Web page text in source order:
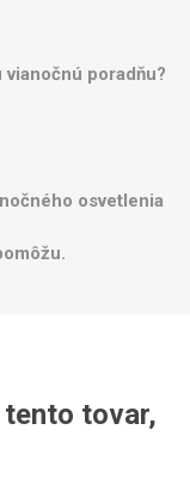
poradňu?
osvetlenia
tovar,